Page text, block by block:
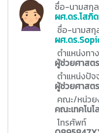
ชื่อ-นามสกุ
ผศ.ดร.โสภิ
ชื่อ-นามสกุ
ผศ.ดร
ตำแหน่งทา
ผู้ช่วยศาสต
ตำแหน่งปัจ
ผู้ช่วยศาสต
คณะ/หน่วย
คณะเทคโน
โทรศัพท์